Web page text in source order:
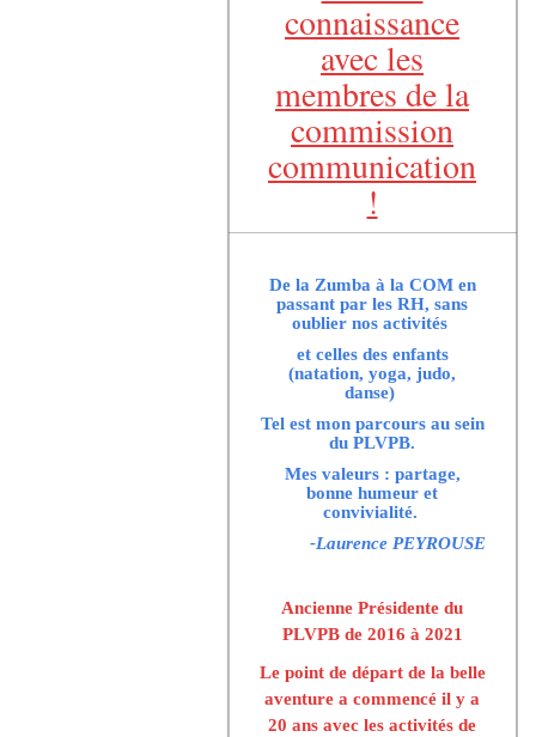
connaissance
avec les
membres de la
commission
communication
!
De la Zumba à la COM en
passant par les RH, sans
oublier nos activités
et celles des enfants
(natation, yoga, judo,
danse)
Tel est mon parcours au sein
du PLVPB.
Mes valeurs : partage,
bonne humeur et
convivialité.
-Laurence PEYROUSE
Ancienne Présidente du
PLVPB de 2016 à 2021
Le point de départ de la belle
aventure a commencé il y a
20 ans avec les activités de